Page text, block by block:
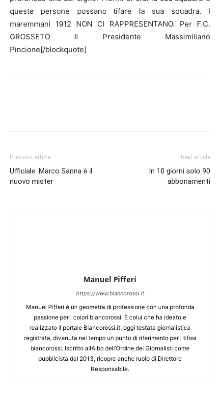
queste persone possano tifare la sua squadra. I
maremmani 1912 NON CI RAPPRESENTANO. Per F.C.
GROSSETO Il Presidente Massimiliano
Pincione[/blockquote]
Previous article
Ufficiale: Marco Sanna è il
nuovo mister
Next article
In 10 giorni solo 90
abbonamenti
Manuel Pifferi
https://www.biancorossi.it
Manuel Pifferi è un geometra di professione con una profonda
passione per i colori biancorossi. È colui che ha ideato e
realizzato il portale Biancorossi.it, oggi testata giornalistica
registrata, divenuta nel tempo un punto di riferimento per i tifosi
biancorossi. Iscritto all’Albo dell’Ordine dei Giornalisti come
pubblicista dal 2013, ricopre anche ruolo di Direttore
Responsabile.